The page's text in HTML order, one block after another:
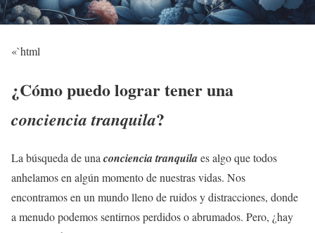
«`html
¿Cómo puedo lograr tener una
conciencia tranquila?
La búsqueda de una conciencia tranquilaes algo que todos
anhelamos en algún momento de nuestras vidas. Nos
encontramos en un mundo lleno de ruidos y distracciones, donde
a menudo podemos sentirnos perdidos o abrumados. Pero, ¿hay